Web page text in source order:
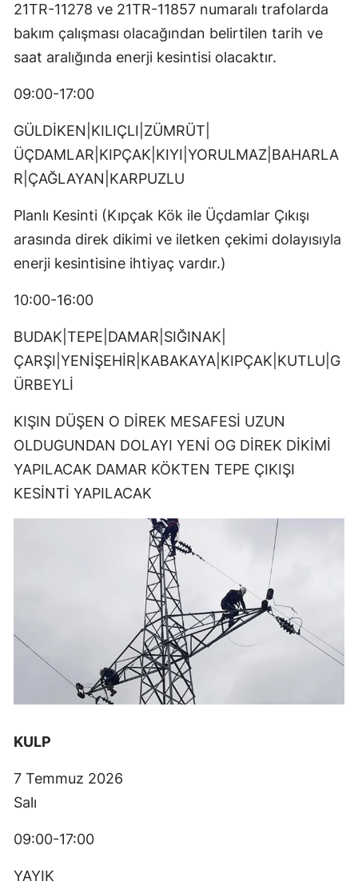
21TR-11278 ve 21TR-11857 numaralı trafolarda
bakım çalışması olacağından belirtilen tarih ve
saat aralığında enerji kesintisi olacaktır.
09:00-17:00
GÜLDİKEN|KILIÇLI|ZÜMRÜT|
ÜÇDAMLAR|KIPÇAK|KIYI|YORULMAZ|BAHARLA
R|ÇAĞLAYAN|KARPUZLU
Planlı Kesinti (Kıpçak Kök ile Üçdamlar Çıkışı
arasında direk dikimi ve iletken çekimi dolayısıyla
enerji kesintisine ihtiyaç vardır.)
10:00-16:00
BUDAK|TEPE|DAMAR|SIĞINAK|
ÇARŞI|YENİŞEHİR|KABAKAYA|KIPÇAK|KUTLU|G
ÜRBEYLİ
KIŞIN DÜŞEN O DİREK MESAFESİ UZUN
OLDUGUNDAN DOLAYI YENİ OG DİREK DİKİMİ
YAPILACAK DAMAR KÖKTEN TEPE ÇIKIŞI
KESİNTİ YAPILACAK
KULP
7 Temmuz 2026
Salı
09:00-17:00
YAYIK